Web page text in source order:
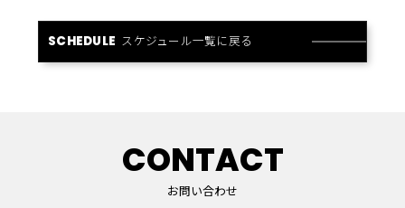
SCHEDULE スケジュール一覧に戻る
CONTACT
お問い合わせ